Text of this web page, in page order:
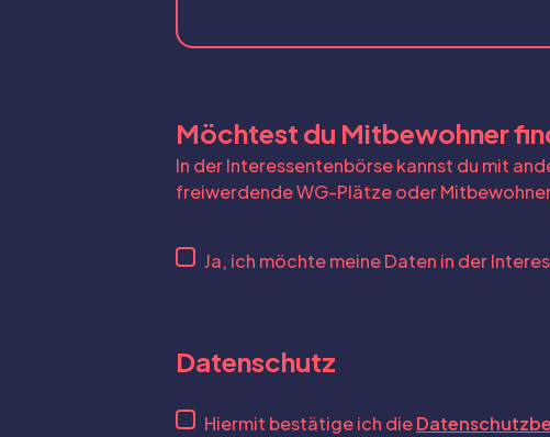
Möchtest du Mitbewohner
In der Interessentenbörse kannst du mit
freiwerdende WG-Plätze oder
Ja, ich möchte meine Daten in der
Datenschutz
Hiermit bestätige ich die